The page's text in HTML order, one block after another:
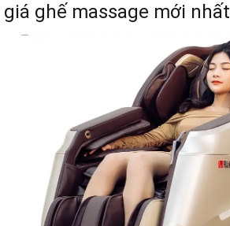
giá ghế massage mới nhất